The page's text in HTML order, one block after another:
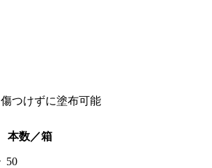
つけずに塗布可能
本数／箱
50